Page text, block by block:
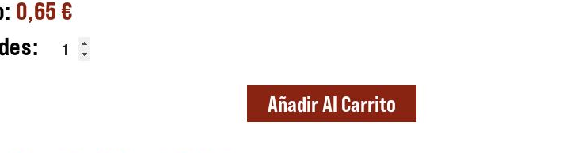
0,65€
NEA – Agua Mineral cantidad
Añadir Al Carrito